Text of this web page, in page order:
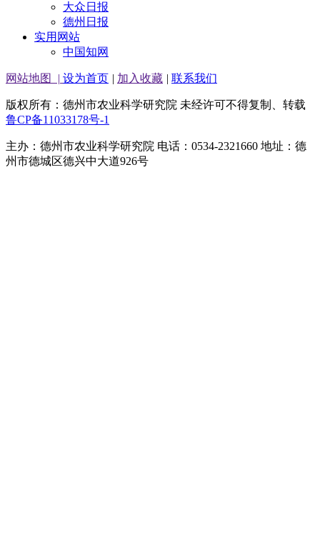
大众日报
德州日报
实用网站
中国知网
网站地图 | 设为首页 | 加入收藏 | 联系我们
版权所有：德州市农业科学研究院 未经许可不得复制、转载
鲁CP备11033178号-1
主办：德州市农业科学研究院 电话：0534-2321660 地址：德
州市德城区德兴中大道926号